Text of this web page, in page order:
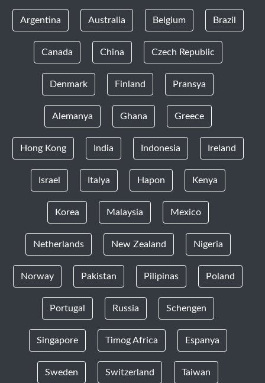
Argentina Australia Belgium Brazil
Canada China Czech Republic
Denmark Finland Pransya
Alemanya Ghana Greece
Hong Kong India Indonesia Ireland
Israel Italya Hapon Kenya
Korea Malaysia Mexico
Netherlands New Zealand Nigeria
Norway Pakistan Pilipinas Poland
Portugal Russia Schengen
Singapore Timog Africa Espanya
Sweden Switzerland Taiwan